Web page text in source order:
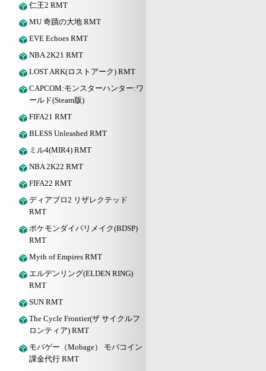
仁王2 RMT
MU 奇蹟の大地 RMT
EVE Echoes RMT
NBA 2K21 RMT
LOST ARK(ロストアーク) RMT
CAPCOM:モンスターハンター:ワ
ールド(Steam版)
FIFA21 RMT
BLESS Unleashed RMT
ミル4(MIR4) RMT
NBA 2K22 RMT
FIFA22 RMT
ディアブロ2 リザレクテッド
RMT
ポケモンダイパリメイク(BDSP)
RMT
Myth of Empires RMT
エルデンリング(ELDEN RING)
RMT
SUN RMT
The Cycle Frontier(ザ サイクルフ
ロンティア) RMT
モバゲー（Mobage） モバコイン
課金代行 RMT